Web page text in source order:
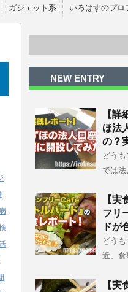
ガジェット系 いろはすのプロ
,
NEW ENTRY
【
ほ法
の？
どう
では
【
フリ
ドが
どう
近、食
【